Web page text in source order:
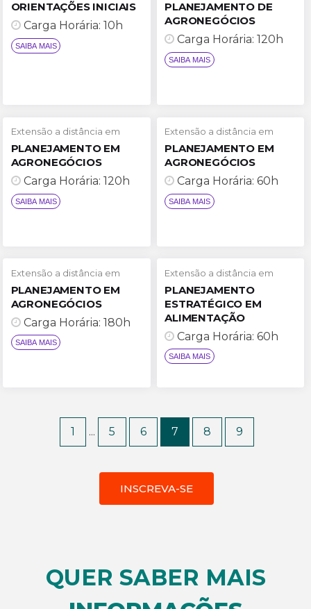
ORIENTAÇÕES INICIAIS
Carga Horária: 10h
PLANEJAMENTO DE
AGRONEGÓCIOS
Carga Horária: 120h
Extensão a distância em
PLANEJAMENTO EM
AGRONEGÓCIOS
Carga Horária: 120h
Extensão a distância em
PLANEJAMENTO EM
AGRONEGÓCIOS
Carga Horária: 60h
Extensão a distância em
PLANEJAMENTO EM
AGRONEGÓCIOS
Carga Horária: 180h
Extensão a distância em
PLANEJAMENTO
ESTRATÉGICO EM
ALIMENTAÇÃO
Carga Horária: 60h
1 ... 5 6 7 8 9
INSCREVA-SE
QUER SABER MAIS